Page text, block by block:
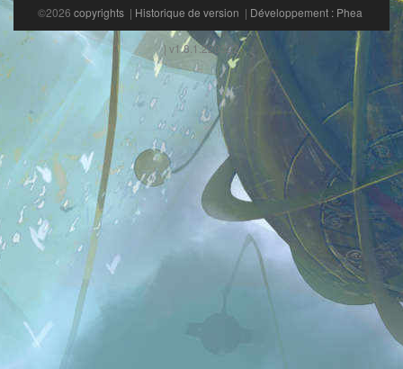
©2026 copyrights | Historique de version | Développement : Phea
| v1.8.1.220322